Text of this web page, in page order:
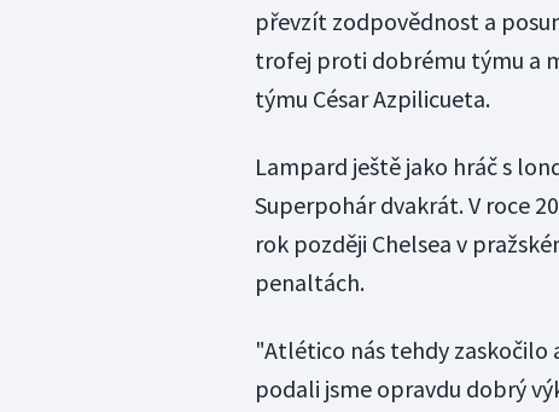
převzít zodpovědnost a
trofej proti dobrému týmu a
týmu César Azpilicueta.
Lampard ještě jako hráč s
Superpohár dvakrát. V roce
rok později Chelsea v
penaltách.
"Atlético nás tehdy zaskočilo
podali jsme opravdu dobrý